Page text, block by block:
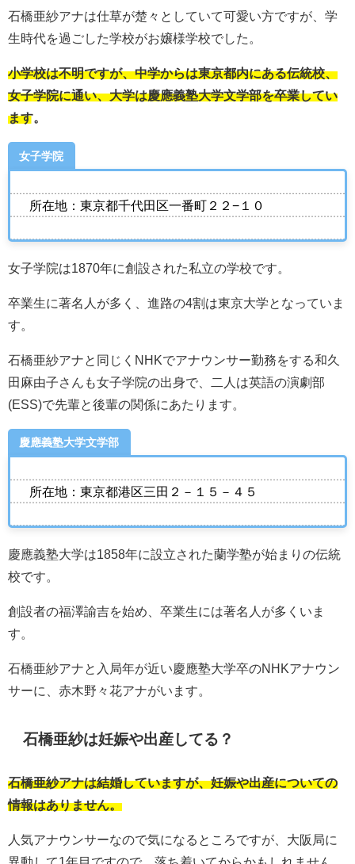
石橋亜紗アナは仕草が楚々としていて可愛い方ですが、学
生時代を過ごした学校がお嬢様学校でした。
小学校は不明ですが、中学からは東京都内にある伝統校、
女子学院に通い、大学は慶應義塾大学文学部を卒業してい
ます。
女子学院
所在地：東京都千代田区一番町２２−１０
女子学院は1870年に創設された私立の学校です。
卒業生に著名人が多く、進路の4割は東京大学となっていま
す。
石橋亜紗アナと同じくNHKでアナウンサー勤務をする和久
田麻由子さんも女子学院の出身で、二人は英語の演劇部
(ESS)で先輩と後輩の関係にあたります。
慶應義塾大学文学部
所在地：東京都港区三田２－１５－４５
慶應義塾大学は1858年に設立された蘭学塾が始まりの伝統
校です。
創設者の福澤諭吉を始め、卒業生には著名人が多くいま
す。
石橋亜紗アナと入局年が近い慶應塾大学卒のNHKアナウン
サーに、赤木野々花アナがいます。
石橋亜紗は妊娠や出産してる？
石橋亜紗アナは結婚していますが、妊娠や出産についての
情報はありません。
人気アナウンサーなので気になるところですが、大阪局に